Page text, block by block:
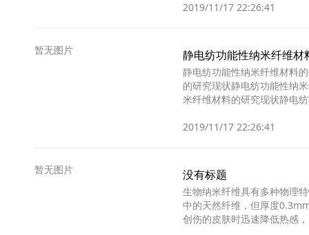
2019/11/17 22:26:41
暂无图片 静电纺功能性纳米纤维材
静电纺功能性纳米纤维材料
的研究现状静电纺功能性纳
米纤维材料的研究现状静电
2019/11/17 22:26:41
暂无图片 没有标题
生物纳米纤维具有多种物理
中的天然纤维，但厚度
创伤的皮肤时迅速降低热感，并提高皮肤